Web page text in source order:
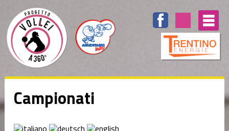
Campionati